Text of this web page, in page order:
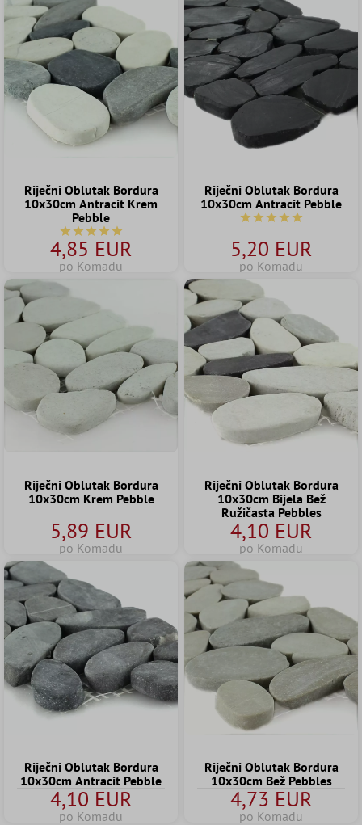
Riječni Oblutak Bordura
10x30cm Antracit Krem
Pebble
Prosječna ocjena 5 od 5 zvjezdica
4,85 EUR
po Komadu
Riječni Oblutak Bordura
10x30cm Antracit Pebble
Prosječna ocjena 5
5,20 EUR
po Komadu
Riječni Oblutak Bordura
10x30cm Krem Pebble
5,89 EUR
po Komadu
Riječni Oblutak Bordura
10x30cm Bijela Bež
Ružičasta Pebbles
4,10 EUR
po Komadu
Riječni Oblutak Bordura
10x30cm Antracit Pebble
4,10 EUR
po Komadu
Riječni Oblutak Bordura
10x30cm Bež Pebbles
4,73 EUR
po Komadu